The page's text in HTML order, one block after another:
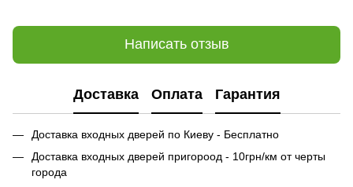
Написать отзыв
Доставка Оплата Гарантия
Доставка входных дверей по Киеву - Бесплатно
Доставка входных дверей пригороод - 10грн/км от черты
города